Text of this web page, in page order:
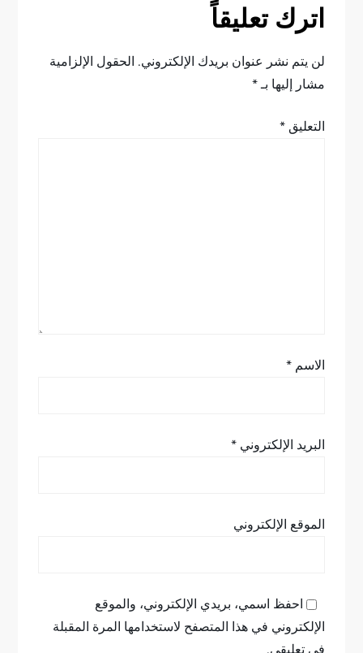
ا
ل
اترك تعليقاً
لن يتم نشر عنوان بريدك الإلكتروني. الحقول الإلزامية
مشار إليها بـ*
التعليق*
الاسم*
البريد الإلكتروني*
الموقع الإلكتروني
احفظ اسمي، بريدي الإلكتروني، والموقع
الإلكتروني في هذا المتصفح لاستخدامها المرة المقبلة